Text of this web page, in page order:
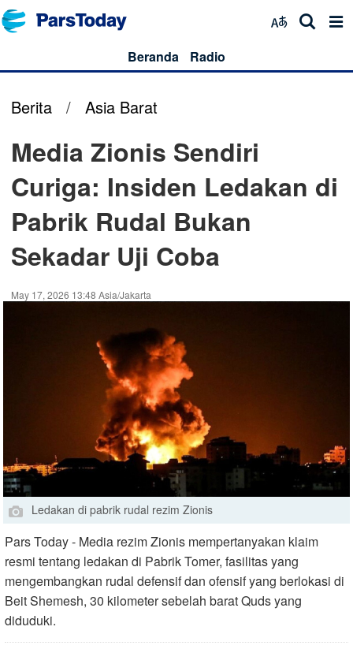
Beranda Radio
Berita / Asia Barat
Media Zionis Sendiri
Curiga: Insiden Ledakan di
Pabrik Rudal Bukan
Sekadar Uji Coba
May 17, 2026 13:48 Asia/Jakarta
Ledakan di pabrik rudal rezim Zionis
Pars Today - Media rezim Zionis mempertanyakan klaim
resmi tentang ledakan di Pabrik Tomer, fasilitas yang
mengembangkan rudal defensif dan ofensif yang berlokasi di
Beit Shemesh, 30 kilometer sebelah barat Quds yang
diduduki.